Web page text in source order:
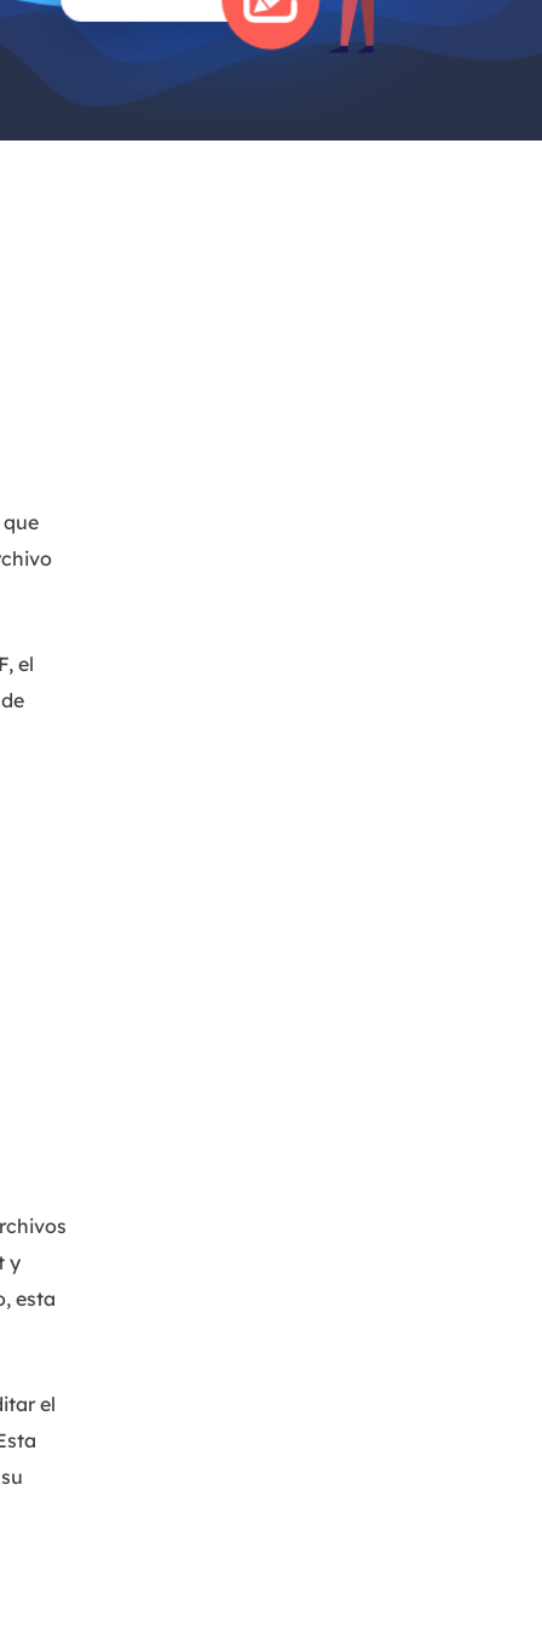
inteligente de Windows.
Video Editor
Editor de videos intuitivo.
Video Downloader
el
y
esta
el